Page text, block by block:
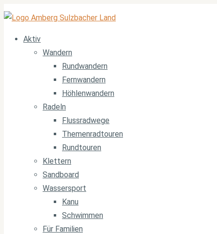
Aktiv
Wandern
Rundwandern
Fernwandern
Höhlenwandern
Radeln
Flussradwege
Themenradtouren
Rundtouren
Klettern
Sandboard
Wassersport
Kanu
Schwimmen
Für Familien